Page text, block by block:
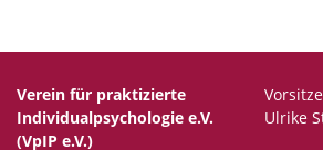
Verein für praktizierte
Individualpsychologie e.V.
(VpIP e.V.)
Ulrike